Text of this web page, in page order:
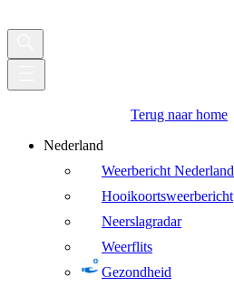
Terug naar home
Nederland
Weerbericht Nederland
Hooikoortsweerbericht
Neerslagradar
Weerflits
Gezondheid